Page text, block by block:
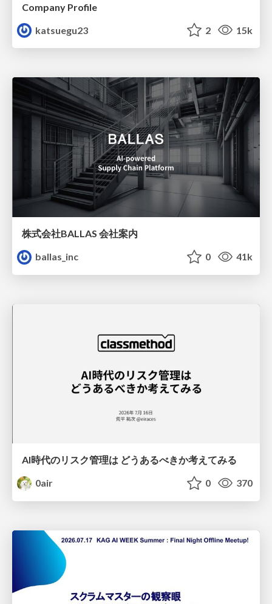
Company Profile
katsuegu23
2 15k
株式会社BALLAS 会社案内
ballas_inc
0 41k
AI時代のリスク管理は どうあるべきか考えてみる
0air
0 370